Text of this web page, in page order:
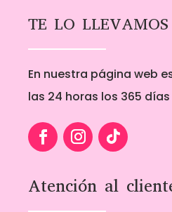
TE LO
En nuestra página web
las 24 horas los 365
Atención al